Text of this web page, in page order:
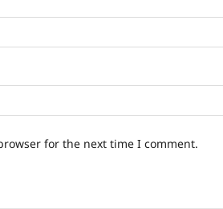
for the next time I comment.